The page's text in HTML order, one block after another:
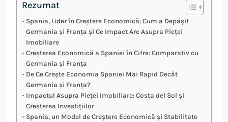
Rezumat
Spania, Lider în Creștere Economică: Cum a Depășit
Germania și Franța și Ce Impact Are Asupra Pieței
Imobiliare
Creșterea Economică a Spaniei în Cifre: Comparativ cu
Germania și Franța
De Ce Crește Economia Spaniei Mai Rapid Decât
Germania și Franța?
Impactul Asupra Pieței Imobiliare: Costa del Sol și
Creșterea Investițiilor
Spania, un Model de Creștere Economică și Stabilitate